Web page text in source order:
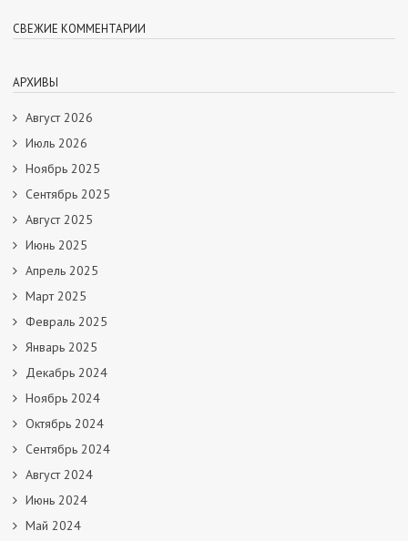
СВЕЖИЕ КОММЕНТАРИИ
АРХИВЫ
Август 2026
Июль 2026
Ноябрь 2025
Сентябрь 2025
Август 2025
Июнь 2025
Апрель 2025
Март 2025
Февраль 2025
Январь 2025
Декабрь 2024
Ноябрь 2024
Октябрь 2024
Сентябрь 2024
Август 2024
Июнь 2024
Май 2024